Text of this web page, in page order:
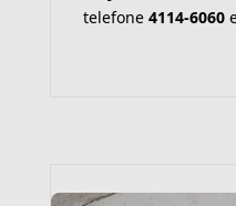
telefone 4114-6060